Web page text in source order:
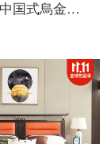
冠唐軒新中国式烏金木全木ベッド現代簡単約1.8メートルの大型ベッドの皮質ダブルベッドの主な寝室の家具は2.0*2.20メートルカスタマイズされています。